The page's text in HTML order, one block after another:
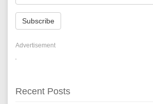
Subscribe
Advertisement
Recent Posts